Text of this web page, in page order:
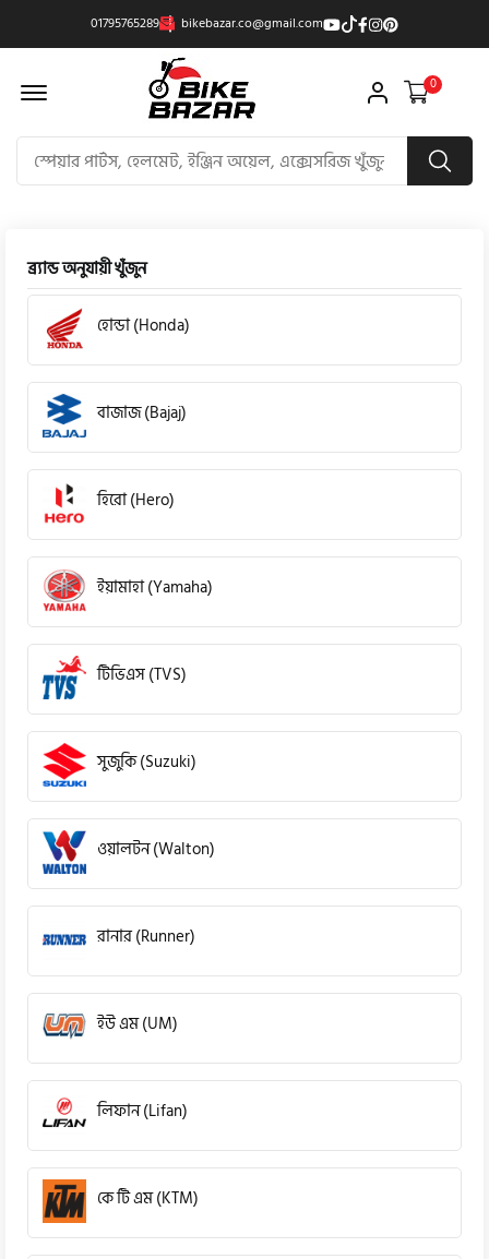
01795765289 bikebazar.co@gmail.com
Offcanvas Menu Open 0
ব্র্যান্ড অনুযায়ী খুঁজুন
হোন্ডা (Honda)
বাজাজ (Bajaj)
হিরো (Hero)
ইয়ামাহা (Yamaha)
টিভিএস (TVS)
সুজুকি (Suzuki)
ওয়ালটন (Walton)
রানার (Runner)
ইউ এম (UM)
লিফান (Lifan)
কে টি এম (KTM)